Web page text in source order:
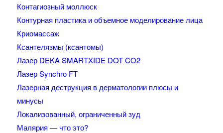
Контагиозный моллюск
Контурная пластика и объемное моделирование лица
Криомассаж
Ксантелязмы (ксантомы)
Лазер DEKA SMARTXIDE DOT CO2
Лазер Synchro FT
Лазерная деструкция в дерматологии плюсы и
минусы
Локализованный, ограниченный зуд
Малярия — что это?